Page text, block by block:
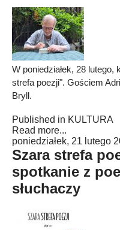
W poniedziałek, 28 lutego,
strefa poezji". Gościem
Bryll.
Published in KULTURA
Read more...
poniedziałek, 21 lutego
Szara strefa
spotkanie z
słuchaczy